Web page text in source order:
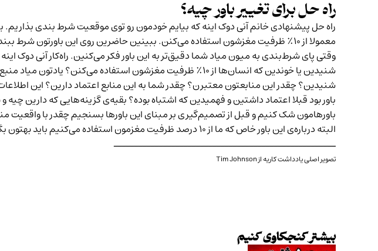
راه حل برای تغییر باور چیه؟
راه حل پیشنهادی خانم آنی دوک اینه که بیایم خودمون رو توی موقعیت شرط بندی
معمولا از ۱۰٪ ظرفیت مغزشون استفاده می‌کنن. ببینین حاضرین روی این باورتون شرط ببندین؟ اگر من شمارو توی این موقعیت قرار بدم و ازتون بپرسم حاضری شرط ببندی چی؟
وقتی پای شرط‌بندی به میون میاد شما دقیق‌تر به این باور فکر می‌کنین. راه‌کار آنی دوک
شنیدین یا خوندین که انسان‌ها از ۱۰٪ ظرفیت مغزشون استفاده
شنیدین؟ چقدر این منابعتون معتبرن؟ چقدر شما به این منابع اعتماد دارین؟ این
باور بود قبلا اعتماد داشتین و فهمیدین که اشتباه بوده؟ بقیه‌ی گزینه‌هایی که
باورهامون شک کنیم و قبل از تصمیم‌گیری بر مبنای این باورها بسنجیم چقدر با
البته درباره‌ی این باور خاص که ما از ۱۰ درصد ظرفیت مغزمون استفاده می‌کنیم باید بهتون بگم که بهتره شرط نبندین.
ــــــــــــــــــــــــــــــــــــــــــــــــــــــ
تصویر اصلی یادداشت کاریه از
بیشتر کنجکاوی کنیم